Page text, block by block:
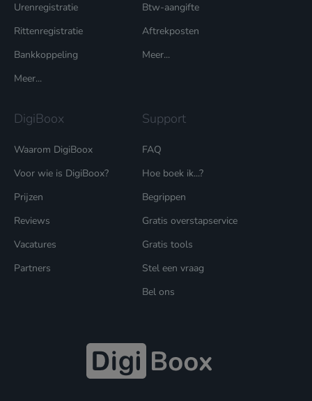
Urenregistratie
Rittenregistratie
Bankkoppeling
Meer...
Btw-aangifte
Aftrekposten
Meer...
DigiBoox
Waarom DigiBoox
Voor wie is DigiBoox?
Prijzen
Reviews
Vacatures
Partners
Support
FAQ
Hoe boek ik...?
Begrippen
Gratis overstapservice
Gratis tools
Stel een vraag
Bel ons